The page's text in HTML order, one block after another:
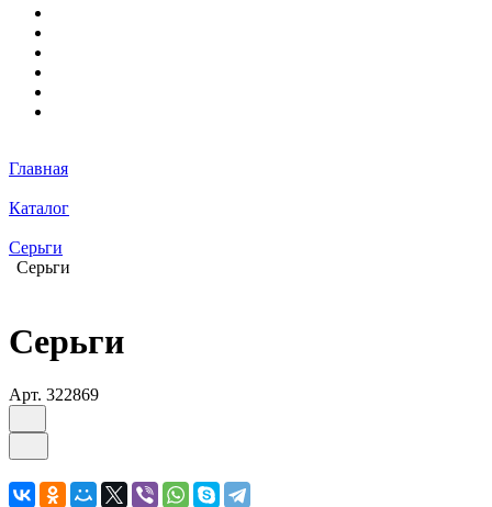
Главная
Каталог
Серьги
Серьги
Серьги
Арт. 322869